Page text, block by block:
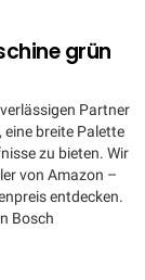
grün
Partner
breite Palette
zu bieten. Wir
von Amazon –
entdecken.
Bosch